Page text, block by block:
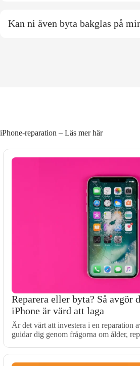
Kan ni även byta bakglas på
iPhone-reparation – Läs mer här
Reparera eller byta? Så avgör
iPhone är värd att laga
Är det värt att investera i en reparation
guidar dig genom frågorna om ålder,